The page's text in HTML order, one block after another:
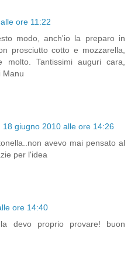
ore 11:22
modo, anch'io la preparo in
prosciutto cotto e mozzarella,
Tantissimi auguri cara,
Manu
18 giugno 2010 alle ore 14:26
avevo mai pensato al
per l'idea
ore 14:40
devo proprio provare! buon